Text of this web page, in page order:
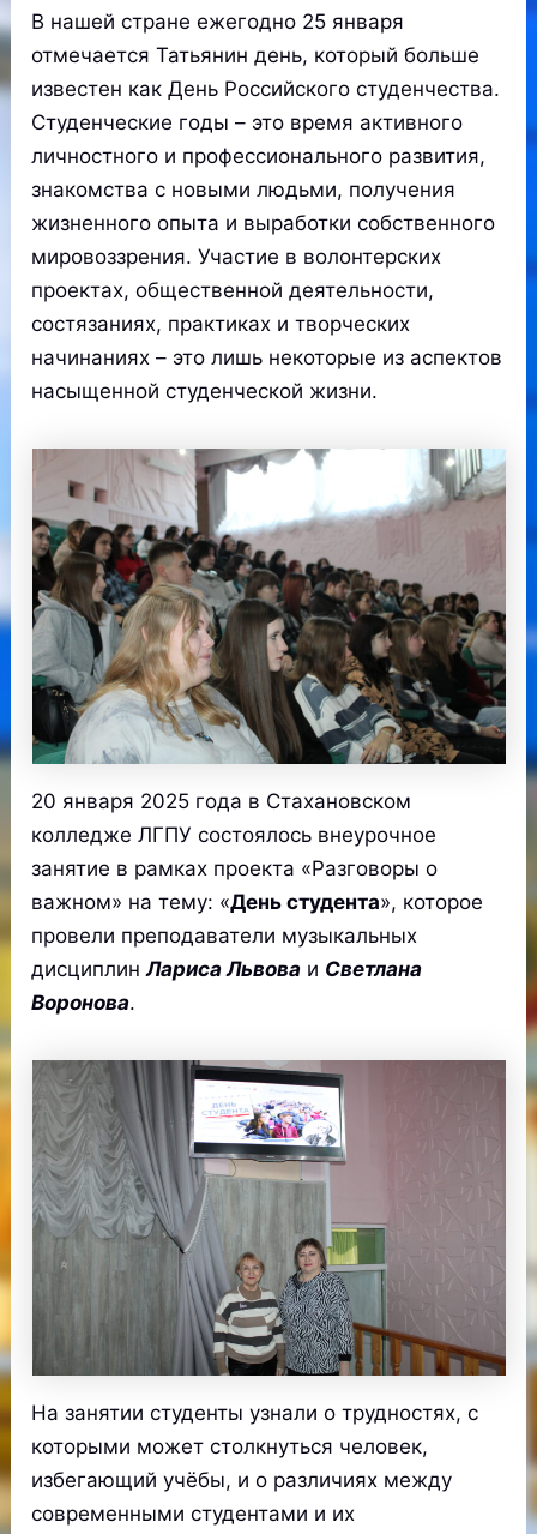
В нашей стране ежегодно 25 января
отмечается Татьянин день, который больше
известен как День Российского студенчества.
Студенческие годы – это время активного
личностного и профессионального развития,
знакомства с новыми людьми, получения
жизненного опыта и выработки собственного
мировоззрения. Участие в волонтерских
проектах, общественной деятельности,
состязаниях, практиках и творческих
начинаниях – это лишь некоторые из аспектов
насыщенной студенческой жизни.
20 января 2025 года в Стахановском
колледже ЛГПУ состоялось внеурочное
занятие в рамках проекта «Разговоры о
важном» на тему: «День студента», которое
провели преподаватели музыкальных
дисциплинЛариса Львова и Светлана
Воронова.
На занятии студенты узнали о трудностях, с
которыми может столкнуться человек,
избегающий учёбы, и о различиях между
современными студентами и их